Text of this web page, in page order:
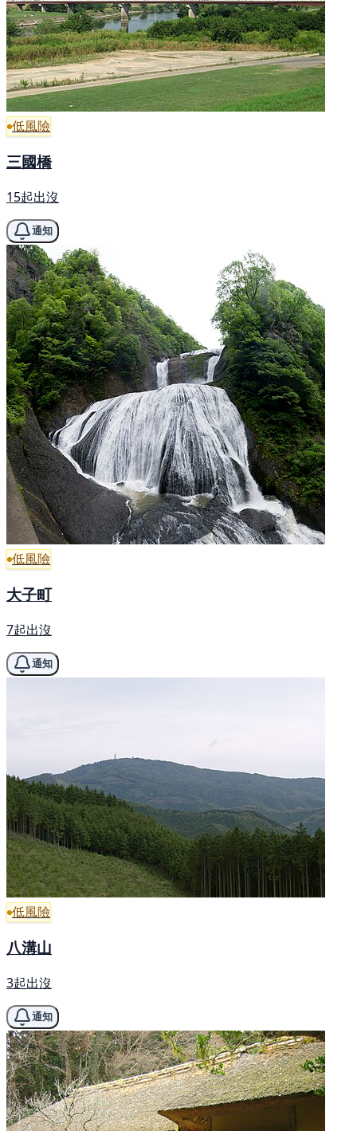
低風險
三國橋
15起出沒
通知
低風險
大子町
7起出沒
通知
低風險
八溝山
3起出沒
通知